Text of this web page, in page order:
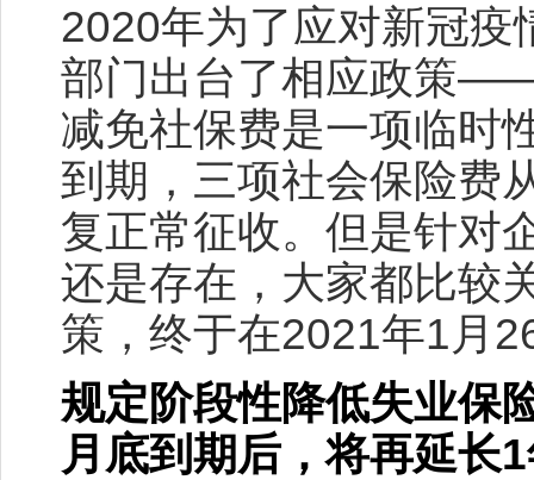
2020年为了应对新冠疫
部门出台了相应政策
减免社保费是一项临时
到期，三项社会保险费
复正常征收。但是针对
还是存在，大家都比较
策，终于在2021年1月
规定阶段性降低失业保
月底到期后，将再延长